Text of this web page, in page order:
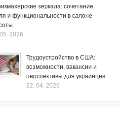
зеркала: сочетание
и функциональности в салоне
2026
Трудоустройство в США:
возможности, вакансии и
перспективы для украинцев
22. 04. 2026